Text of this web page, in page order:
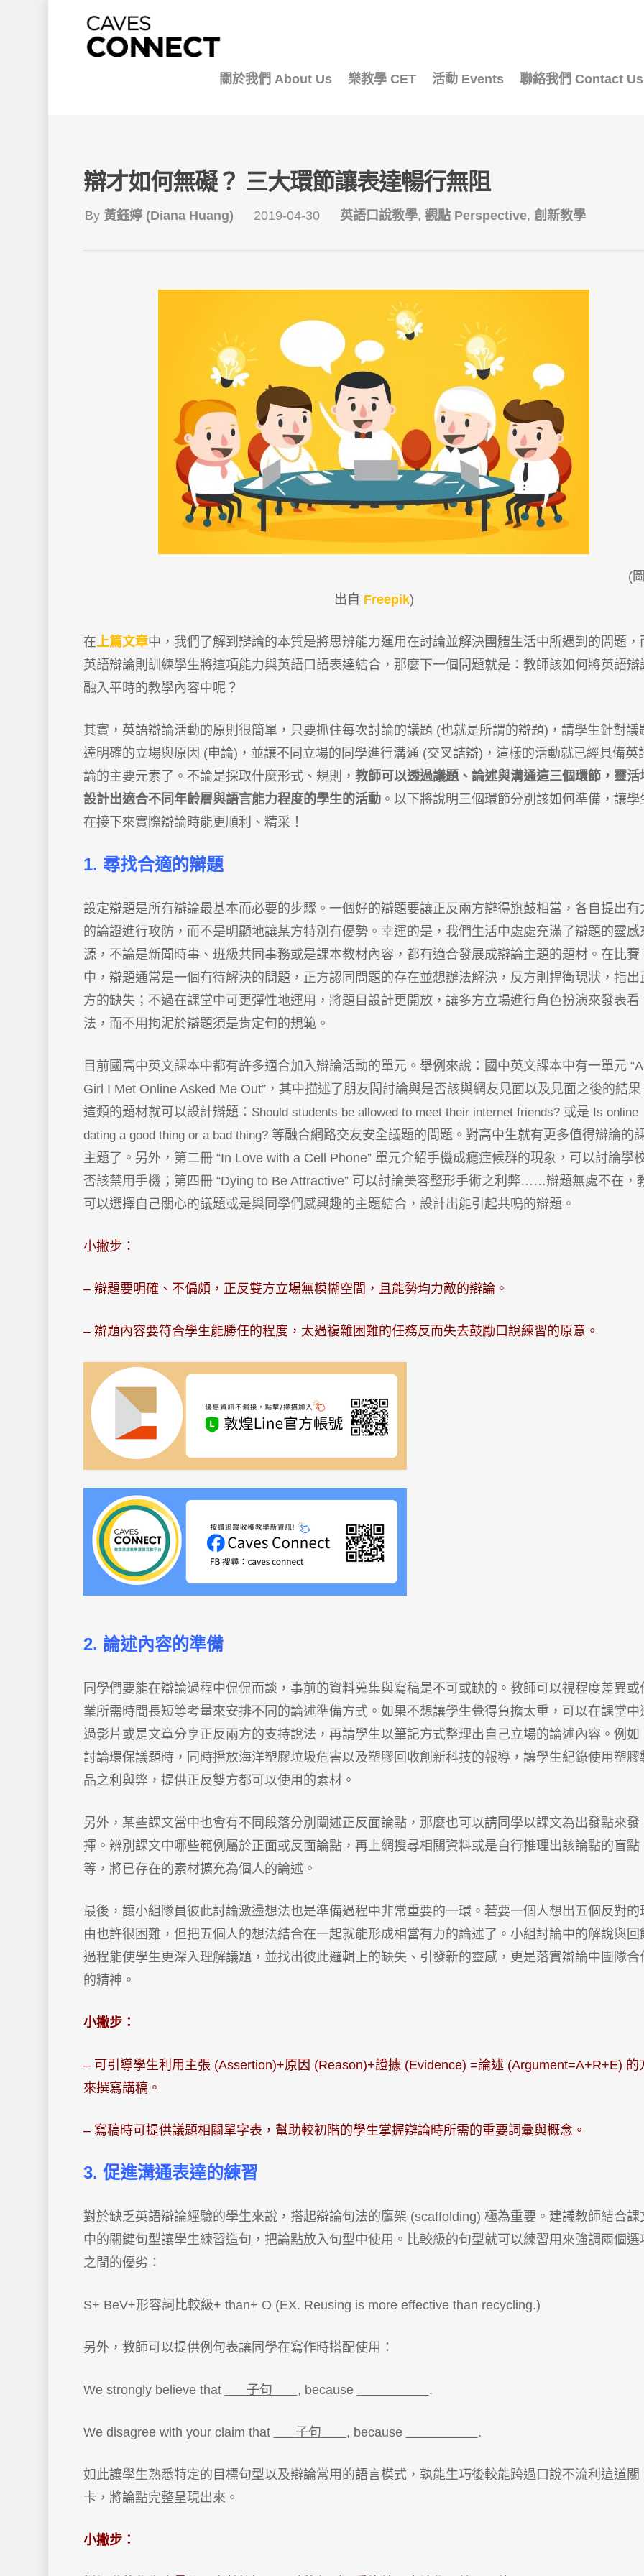
關於我們 About Us 樂教學 CET 活動 Events 聯絡我們 Contact Us
辯才如何無礙？ 三大環節讓表達暢行無阻
By 黃鈺婷 (Diana Huang) 2019-04-30 英語口說教學, 觀點 Perspective, 創新教學
(圖
出自 Freepik)
在上篇文章中，我們了解到辯論的本質是將思辨能力運用在討論並解決團體生活中所遇到的問題，
英語辯論則訓練學生將這項能力與英語口語表達結合，那麼下一個問題就是：教師該如何將英語辯
融入平時的教學內容中呢？
其實，英語辯論活動的原則很簡單，只要抓住每次討論的議題 (也就是所謂的辯題)，請學生針對議
達明確的立場與原因 (申論)，並讓不同立場的同學進行溝通 (交叉詰辯)，這樣的活動就已經具備英
論的主要元素了。不論是採取什麼形式、規則， 教師可以透過議題、論述與溝通這三個環節，靈活
設計出適合不同年齡層與語言能力程度的學生的活動。以下將說明三個環節分別該如何準備，讓學
在接下來實際辯論時能更順利、精采！
1. 尋找合適的辯題
設定辯題是所有辯論最基本而必要的步驟。一個好的辯題要讓正反兩方辯得旗鼓相當，各自提出有
的論證進行攻防，而不是明顯地讓某方特別有優勢。幸運的是，我們生活中處處充滿了辯題的靈感
源，不論是新聞時事、班級共同事務或是課本教材內容，都有適合發展成辯論主題的題材。在比賽
中，辯題通常是一個有待解決的問題，正方認同問題的存在並想辦法解決，反方則捍衛現狀，指出
方的缺失；不過在課堂中可更彈性地運用，將題目設計更開放，讓多方立場進行角色扮演來發表看
法，而不用拘泥於辯題須是肯定句的規範。
目前國高中英文課本中都有許多適合加入辯論活動的單元。舉例來說：國中英文課本中有一單元 “A
Girl I Met Online Asked Me Out”，其中描述了朋友間討論與是否該與網友見面以及見面之後的結果
這類的題材就可以設計辯題： Should students be allowed to meet their internet friends?或是 Is online
dating a good thing or a bad thing? 等融合網路交友安全議題的問題。對高中生就有更多值得辯論的
主題了。另外，第二冊 “In Love with a Cell Phone” 單元介紹手機成癮症候群的現象，可以討論學
否該禁用手機；第四冊 “Dying to Be Attractive” 可以討論美容整形手術之利弊……辯題無處不在，
可以選擇自己關心的議題或是與同學們感興趣的主題結合，設計出能引起共鳴的辯題。
小撇步：
– 辯題要明確、不偏頗，正反雙方立場無模糊空間，且能勢均力敵的辯論。
– 辯題內容要符合學生能勝任的程度，太過複雜困難的任務反而失去鼓勵口說練習的原意。
2. 論述內容的準備
同學們要能在辯論過程中侃侃而談，事前的資料蒐集與寫稿是不可或缺的。教師可以視程度差異或
業所需時間長短等考量來安排不同的論述準備方式。如果不想讓學生覺得負擔太重，可以在課堂中
過影片或是文章分享正反兩方的支持說法，再請學生以筆記方式整理出自己立場的論述內容。例如
討論環保議題時，同時播放海洋塑膠垃圾危害以及塑膠回收創新科技的報導，讓學生紀錄使用塑膠
品之利與弊，提供正反雙方都可以使用的素材。
另外，某些課文當中也會有不同段落分別闡述正反面論點，那麼也可以請同學以課文為出發點來發
揮。辨別課文中哪些範例屬於正面或反面論點，再上網搜尋相關資料或是自行推理出該論點的盲點
等，將已存在的素材擴充為個人的論述。
最後，讓小組隊員彼此討論激盪想法也是準備過程中非常重要的一環。若要一個人想出五個反對的
由也許很困難，但把五個人的想法結合在一起就能形成相當有力的論述了。小組討論中的解說與回
過程能使學生更深入理解議題，並找出彼此邏輯上的缺失、引發新的靈感，更是落實辯論中團隊合
的精神。
小撇步：
– 可引導學生利用主張 (Assertion)+原因 (Reason)+證據 (Evidence) =論述 (Argument=A+R+E) 的
來撰寫講稿。
– 寫稿時可提供議題相關單字表，幫助較初階的學生掌握辯論時所需的重要詞彙與概念。
3. 促進溝通表達的練習
對於缺乏英語辯論經驗的學生來說，搭起辯論句法的鷹架 (scaffolding) 極為重要。建議教師結合課
中的關鍵句型讓學生練習造句，把論點放入句型中使用。比較級的句型就可以練習用來強調兩個選
之間的優劣：
S+ BeV+形容詞比較級+ than+ O (EX. Reusing is more effective than recycling.)
另外，教師可以提供例句表讓同學在寫作時搭配使用：
We strongly believe that 子句 , because .
We disagree with your claim that 子句 , because .
如此讓學生熟悉特定的目標句型以及辯論常用的語言模式，孰能生巧後較能跨過口說不流利這道關
卡，將論點完整呈現出來。
小撇步：